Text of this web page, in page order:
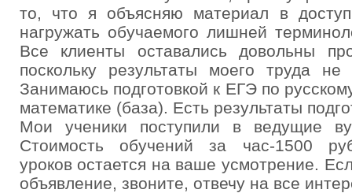
то, что я объясняю материал в
нагружать обучаемого лишней
Все клиенты оставались довольны
поскольку результаты моего труда
Занимаюсь подготовкой к ЕГЭ по
математике (база). Есть результаты
Мои ученики поступили в ведущие
Стоимость обучений за час-1500
уроков остается на ваше усмотрение.
объявление, звоните, отвечу на все